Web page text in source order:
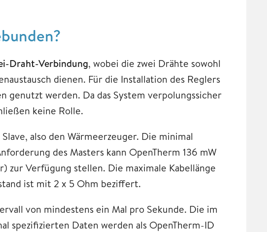
Draht-Verbindung, wobei die zwei Drähte sowohl
dienen. Für die Installation des Reglers
genutzt werden. Da das System verpolungssicher
keine Rolle.
also den Wärmeerzeuger. Die minimal
des Masters kann OpenTherm 136 mW
zur Verfügung stellen. Die maximale Kabellänge
ist mit 2 x 5 Ohm beziffert.
von mindestens ein Mal pro Sekunde. Die im
spezifizierten Daten werden als OpenTherm-ID